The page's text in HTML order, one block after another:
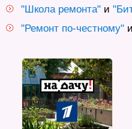
"Школа ремонта" и
"Ремонт по-честному" и